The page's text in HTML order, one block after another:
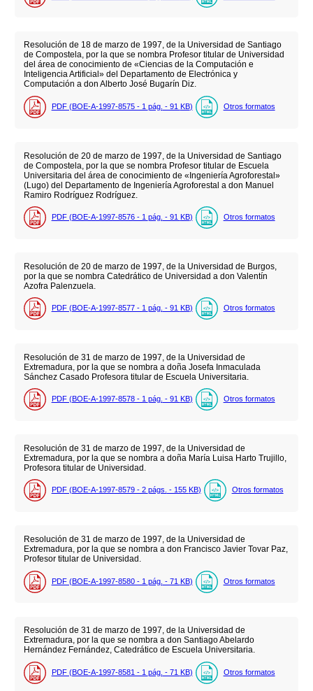
Resolución de 18 de marzo de 1997, de la Universidad de Santiago
de Compostela, por la que se nombra Profesor titular de Universidad
del área de conocimiento de «Ciencias de la Computación e
Inteligencia Artificial» del Departamento de Electrónica y
Computación a don Alberto José Bugarín Diz.
PDF (BOE-A-1997-8575 - 1 pág. - 91 KB) Otros formatos
Resolución de 20 de marzo de 1997, de la Universidad de Santiago
de Compostela, por la que se nombra Profesor titular de Escuela
Universitaria del área de conocimiento de «Ingeniería Agroforestal»
(Lugo) del Departamento de Ingeniería Agroforestal a don Manuel
Ramiro Rodríguez Rodríguez.
PDF (BOE-A-1997-8576 - 1 pág. - 91 KB) Otros formatos
Resolución de 20 de marzo de 1997, de la Universidad de Burgos,
por la que se nombra Catedrático de Universidad a don Valentín
Azofra Palenzuela.
PDF (BOE-A-1997-8577 - 1 pág. - 91 KB) Otros formatos
Resolución de 31 de marzo de 1997, de la Universidad de
Extremadura, por la que se nombra a doña Josefa Inmaculada
Sánchez Casado Profesora titular de Escuela Universitaria.
PDF (BOE-A-1997-8578 - 1 pág. - 91 KB) Otros formatos
Resolución de 31 de marzo de 1997, de la Universidad de
Extremadura, por la que se nombra a doña María Luisa Harto Trujillo,
Profesora titular de Universidad.
PDF (BOE-A-1997-8579 - 2 págs. - 155 KB) Otros formatos
Resolución de 31 de marzo de 1997, de la Universidad de
Extremadura, por la que se nombra a don Francisco Javier Tovar Paz,
Profesor titular de Universidad.
PDF (BOE-A-1997-8580 - 1 pág. - 71 KB) Otros formatos
Resolución de 31 de marzo de 1997, de la Universidad de
Extremadura, por la que se nombra a don Santiago Abelardo
Hernández Fernández, Catedrático de Escuela Universitaria.
PDF (BOE-A-1997-8581 - 1 pág. - 71 KB) Otros formatos